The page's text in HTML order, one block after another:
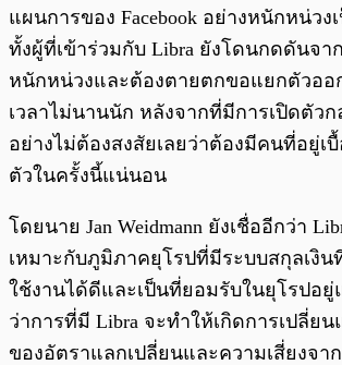
แผนการของ Facebook อย่างหนักหน่วง
ทั้งผู้ที่เข้าร่วมกับ Libra ยังโดนกดดันจา
หนักหน่วงและต้องตายตกขอแยกตัวออ
เวลาไม่นานนัก หลังจากที่มีการเปิดตัว
อย่างไม่ต้องสงสัยเลยว่าต้องมีคนที่อยู่เ
ตัวในครั้งนี้แน่นอน
โดยนาย Jan Weidmann ยังเชื่ออีกว่า
เหมาะกับภูมิภาคยุโรปที่มีระบบสกุลเงิน
ใช้งานได้ดีและเป็นที่ยอมรับในยุโรปอยู่
ว่าการที่มี Libra จะทำให้เกิดการเปลี่ย
ของอัตราแลกเปลี่ยนและความเสี่ยงจา